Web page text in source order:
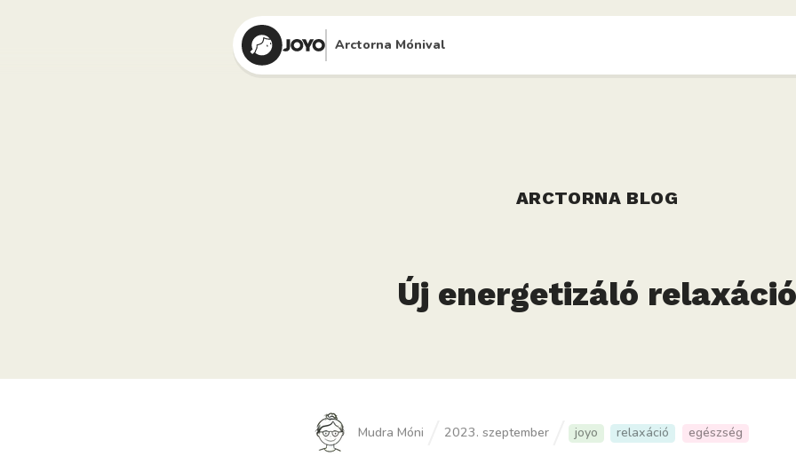
Arctorna Mónival
ARCTORNA BLOG
Új energetizáló relaxáció
Mudra Móni 2023. szeptember joyo relaxáció egészség